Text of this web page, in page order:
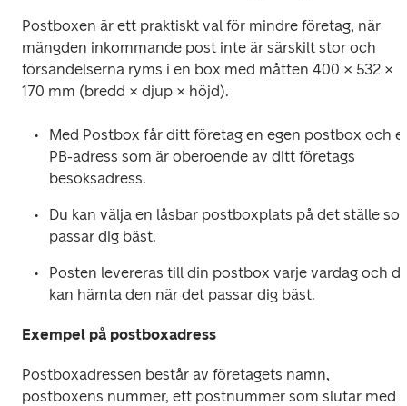
Postboxen är ett praktiskt val för mindre företag, när
mängden inkommande post inte är särskilt stor och
försändelserna ryms i en box med måtten 400 × 532 ×
170 mm (bredd × djup × höjd).
Med Postbox får ditt företag en egen postbox och
PB-adress som är oberoende av ditt företags
besöksadress.
Du kan välja en låsbar postboxplats på det ställe
passar dig bäst.
Posten levereras till din postbox varje vardag och
kan hämta den när det passar dig bäst.
Exempel på postboxadress
Postboxadressen består av företagets namn,
postboxens nummer, ett postnummer som slutar med 1